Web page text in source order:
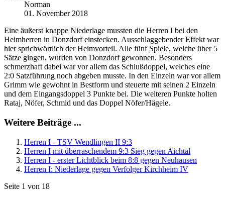
Norman
01. November 2018
Eine äußerst knappe Niederlage mussten die Herren I bei den
Heimherren in Donzdorf einstecken. Ausschlaggebender Effekt war
hier sprichwörtlich der Heimvorteil. Alle fünf Spiele, welche über 5
Sätze gingen, wurden von Donzdorf gewonnen. Besonders
schmerzhaft dabei war vor allem das Schlußdoppel, welches eine
2:0 Satzführung noch abgeben musste. In den Einzeln war vor allem
Grimm wie gewohnt in Bestform und steuerte mit seinen 2 Einzeln
und dem Eingangsdoppel 3 Punkte bei. Die weiteren Punkte holten
Rataj, Nöfer, Schmid und das Doppel Nöfer/Hägele.
Weitere Beiträge ...
Herren I - TSV Wendlingen II 9:3
Herren I mit überraschendem 9:3 Sieg gegen Aichtal
Herren I - erster Lichtblick beim 8:8 gegen Neuhausen
Herren I: Niederlage gegen Verfolger Kirchheim IV
Seite 1 von 18